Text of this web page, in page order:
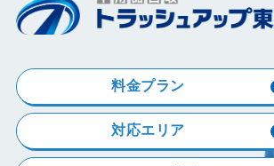
料金プラン
対応エリア